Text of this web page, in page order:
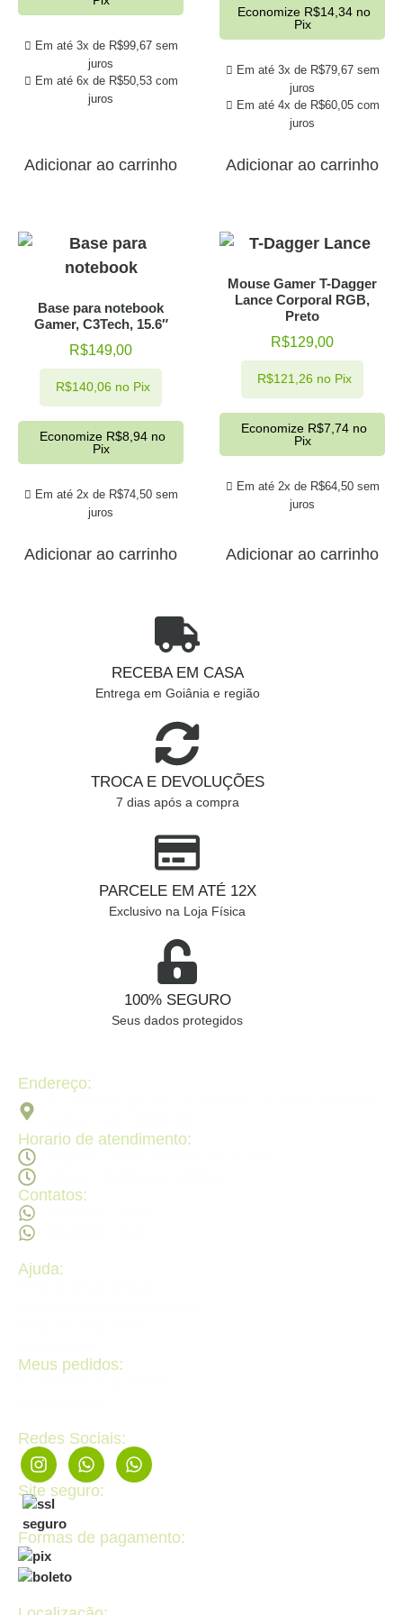
Em até 3x de R$99,67sem
juros
Em até 6x de R$50,53com
juros
Adicionar ao carrinho
Em até 3x de R$79,67sem
juros
Em até 4x de R$60,05com
juros
Economize R$14,34 no
Pix
Adicionar ao carrinho
Base para notebook
Gamer, C3Tech, 15.6″
R$149,00
Em até 2x de R$74,50sem
juros
R$140,06 no Pix
Economize R$8,94 no
Pix
Adicionar ao carrinho
Mouse Gamer T-Dagger
Lance Corporal RGB,
Preto
R$129,00
Em até 2x de R$64,50sem
juros
R$121,26 no Pix
Economize R$7,74 no
Pix
Adicionar ao carrinho
RECEBA EM CASA
Entrega em Goiânia e região
TROCA E DEVOLUÇÕES
7 dias após a compra
PARCELE EM ATÉ 12X
Exclusivo na Loja Física
100% SEGURO
Seus dados protegidos
Endereço:
Horario de atendimento:
Contatos:
Ajuda:
Meus pedidos:
Redes Sociais:
Site seguro:
Formas de pagamento: